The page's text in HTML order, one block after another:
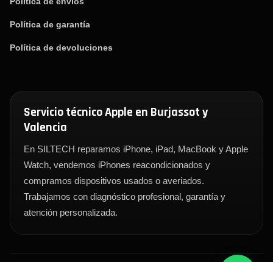
Política de garantía
Política de devoluciones
Servicio técnico Apple en Burjassot y
Valencia
En SILTECH reparamos iPhone, iPad, MacBook y Apple
Watch, vendemos iPhones reacondicionados y
compramos dispositivos usados o averiados.
Trabajamos con diagnóstico profesional, garantía y
atención personalizada.